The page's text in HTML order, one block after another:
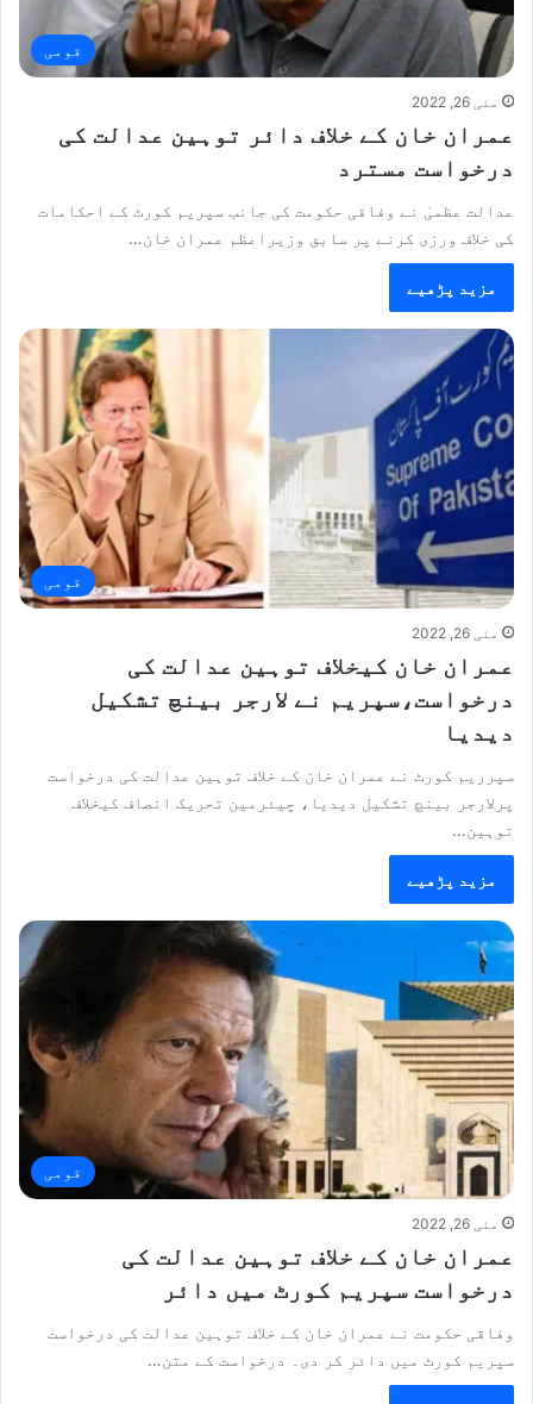
قومی
مئی 26, 2022
عمران خان کے خلاف دائر توہین عدالت کی
درخواست مسترد
عدالت عظمیٰ نے وفاقی حکومت کی جانب سپریم کورٹ کے احکامات
کی خلاف ورزی کرنے پر سابق وزیراعظم عمران خان…
مزید پڑھیے
قومی
مئی 26, 2022
عمران خان کیخلاف توہین عدالت کی
درخواست،سپریم نے لارجر بینچ تشکیل
دیدیا
سپرریم کورٹ نے عمران خان کے خلاف توہین عدالت کی درخواست
پرلارجر بینچ تشکیل دیدیا، چیئرمین تحریک انصاف کیخلاف
توہین…
مزید پڑھیے
قومی
مئی 26, 2022
عمران خان کے خلاف توہین عدالت کی
درخواست سپریم کورٹ میں دائر
وفاقی حکومت نے عمران خان کے خلاف توہین عدالت کی درخواست
سپریم کورٹ میں دائر کر دی۔ درخواست کے متن…